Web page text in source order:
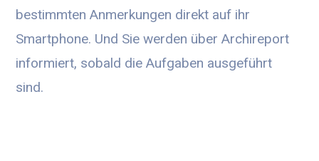
bestimmten Anmerkungen direkt auf ihr
Smartphone. Und Sie werden über Archireport
informiert, sobald die Aufgaben ausgeführt
sind.